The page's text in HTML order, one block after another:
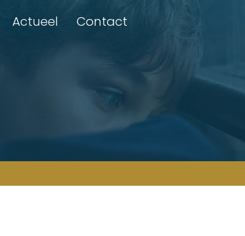
Actueel Contact